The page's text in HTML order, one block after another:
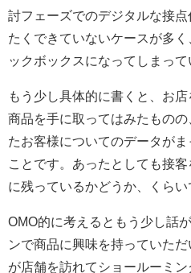
討フェーズでのデジタルな接
たくできていないケースが多
ックボックスになってしまって
もう少し具体的に書くと、お店
商品を手に取ってはみたもの
たお客様についてのデータが
ことです。あったとしても接
に残っているかどうか、くらい
OMO的に考えるともう少し話
ンで商品に興味を持っていた
が店舗を訪れてショールーミ